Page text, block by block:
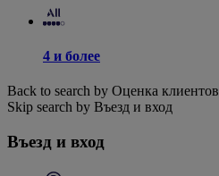
4 и более
Back to search by Оценка клиентов
Skip search by Въезд и вход
Въезд и вход